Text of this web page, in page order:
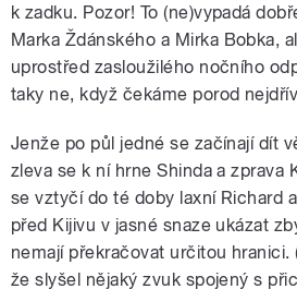
k zadku. Pozor! To (ne)vypadá
Marka Ždánského a Mirka Bobka,
uprostřed zasloužilého nočního
taky ne, když čekáme porod
Jenže po půl jedné se začínají dít
zleva se k ní hrne Shinda a zprava
se vztyčí do té doby laxní Richard
před Kijivu v jasné snaze ukázat
nemají překračovat určitou hranici.
že slyšel nějaký zvuk spojený s